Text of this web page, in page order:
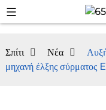
Σπίτι Νέα
μηχανή έλξης σύρματος